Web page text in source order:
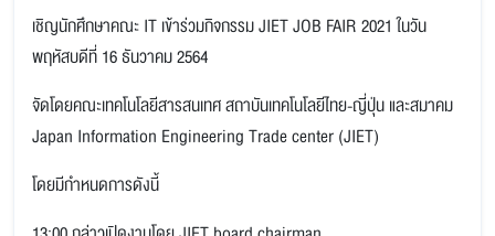
เชิญนักศึกษาคณะ IT เข้าร่วมกิจกรรม JIET JOB FAIR 2021 ในวัน
พฤหัสบดีที่ 16 ธันวาคม 2564
จัดโดยคณะเทคโนโลยีสารสนเทศ สถาบันเทคโนโลยีไทย-ญี่ปุ่น และสมาคม
Japan Information Engineering Trade center (JIET)
โดยมีกำหนดการดังนี้